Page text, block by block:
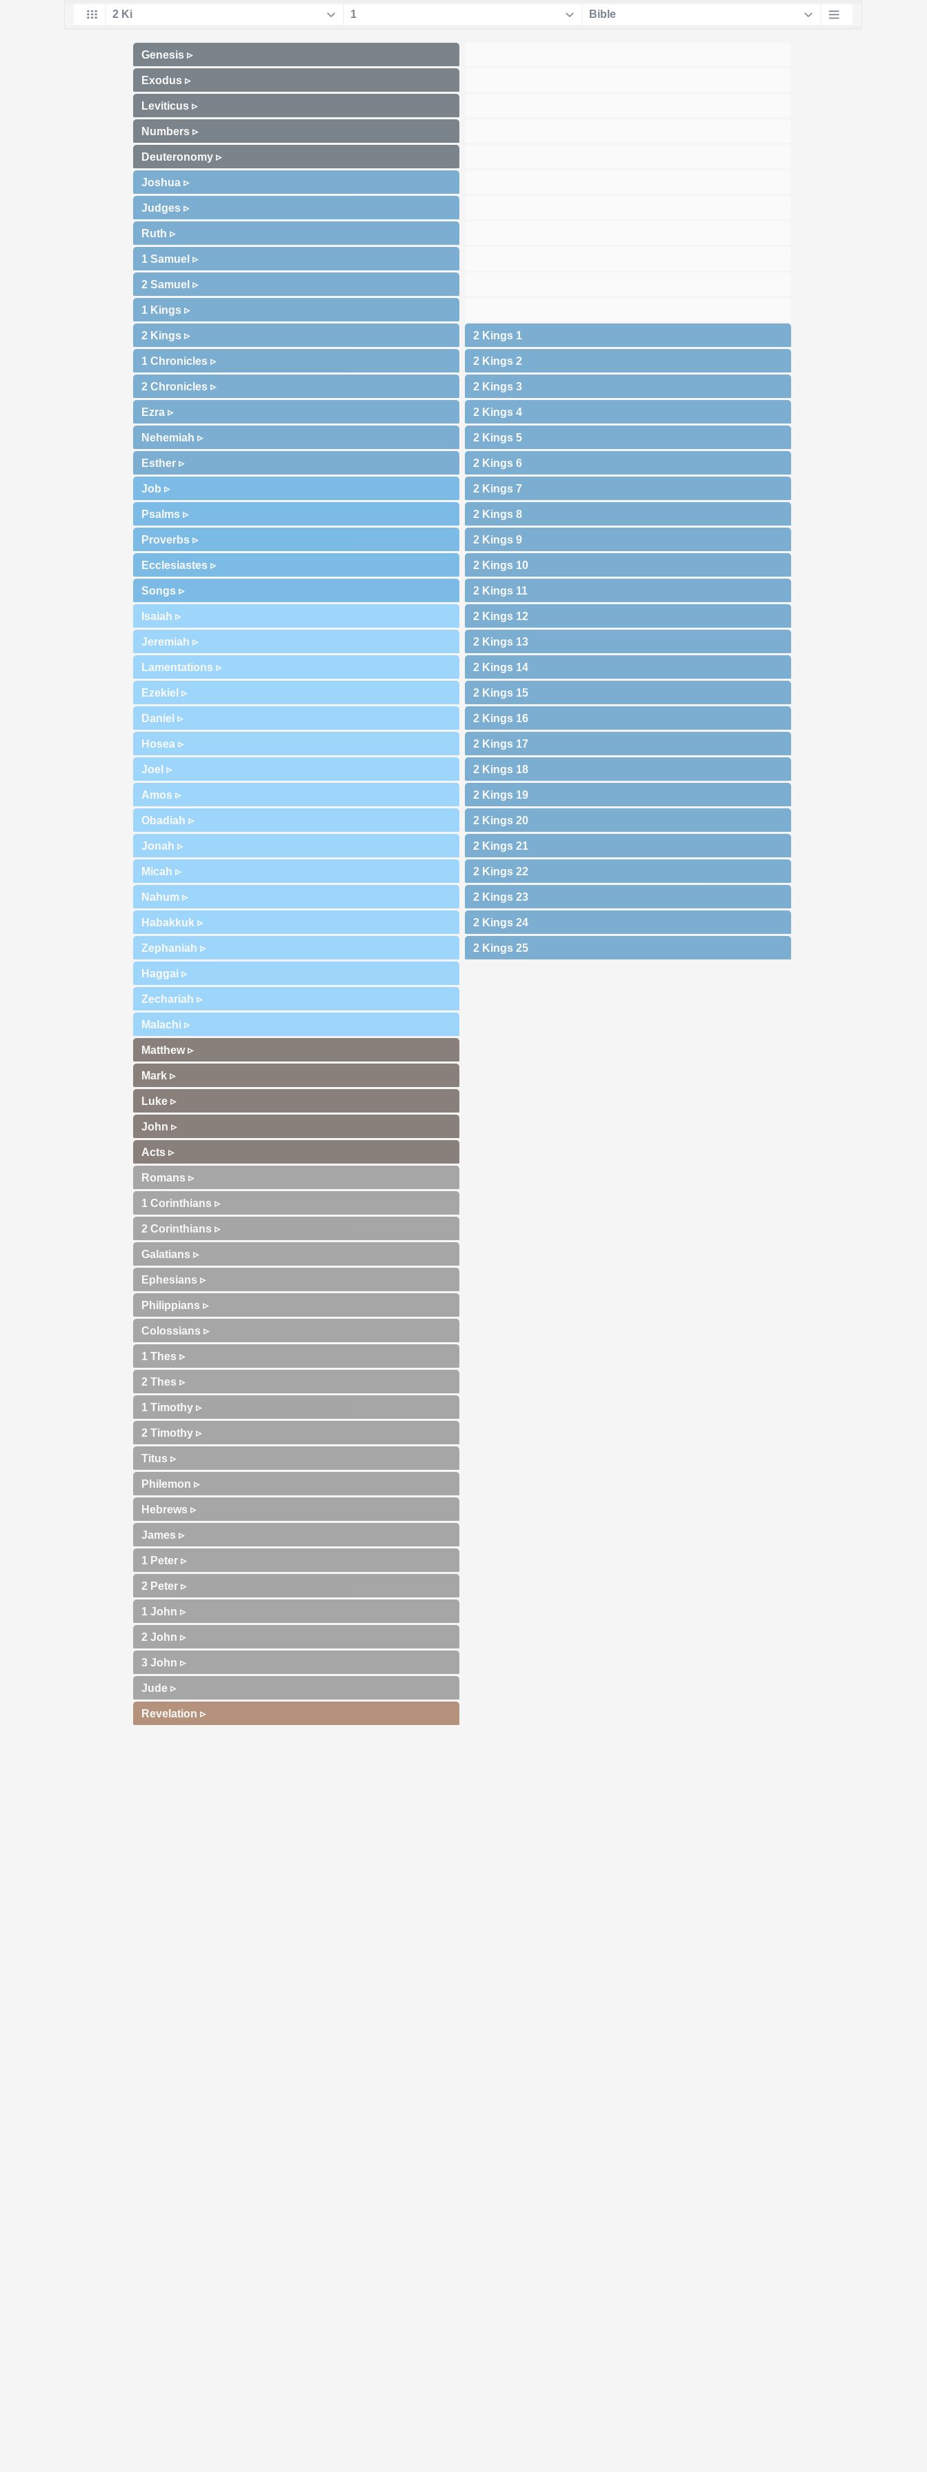
Genesis ▹
Exodus ▹
Leviticus ▹
Numbers ▹
Deuteronomy ▹
Joshua ▹
Judges ▹
Ruth ▹
1 Samuel ▹
2 Samuel ▹
1 Kings ▹
2 Kings ▹
1 Chronicles ▹
2 Chronicles ▹
Ezra ▹
Nehemiah ▹
Esther ▹
Job ▹
Psalms ▹
Proverbs ▹
Ecclesiastes ▹
Songs ▹
Isaiah ▹
Jeremiah ▹
Lamentations ▹
Ezekiel ▹
Daniel ▹
Hosea ▹
Joel ▹
Amos ▹
Obadiah ▹
Jonah ▹
Micah ▹
Nahum ▹
Habakkuk ▹
Zephaniah ▹
Haggai ▹
Zechariah ▹
Malachi ▹
Matthew ▹
Mark ▹
Luke ▹
John ▹
Acts ▹
Romans ▹
1 Corinthians ▹
2 Corinthians ▹
Galatians ▹
Ephesians ▹
Philippians ▹
Colossians ▹
1 Thes ▹
2 Thes ▹
1 Timothy ▹
2 Timothy ▹
Titus ▹
Philemon ▹
Hebrews ▹
James ▹
1 Peter ▹
2 Peter ▹
1 John ▹
2 John ▹
3 John ▹
Jude ▹
Revelation ▹